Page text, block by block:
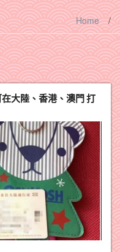
Home /
大陸、香港、澳門 打